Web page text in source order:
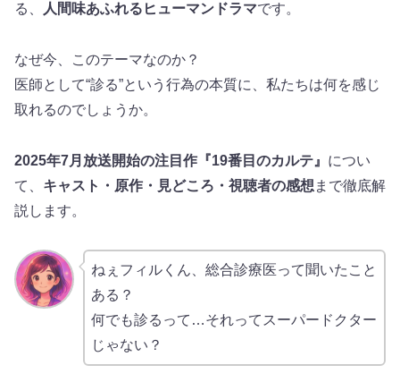
る、
人間味あふれるヒューマンドラマです。
なぜ今、このテーマなのか？
医師として“診る”という行為の本質に、私たちは何を感じ
取れるのでしょうか。
2025年7月放送開始の注目作『19番目のカルテ』 につい
て、 キャスト・原作・見どころ・視聴者の感想 まで徹底解
説します。
ねぇフィルくん、総合診療医って聞いたこと
ある？
何でも診るって…それってスーパードクター
じゃない？